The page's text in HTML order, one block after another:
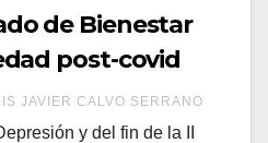
de Bienestar
post-covid
JAVIER CALVO SERRANO
y del fin de la II